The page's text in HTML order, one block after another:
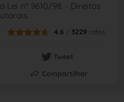
Lei nº 9610/98 - Direitos
4.6 / 3229 rates
Tweet
Compartilhar